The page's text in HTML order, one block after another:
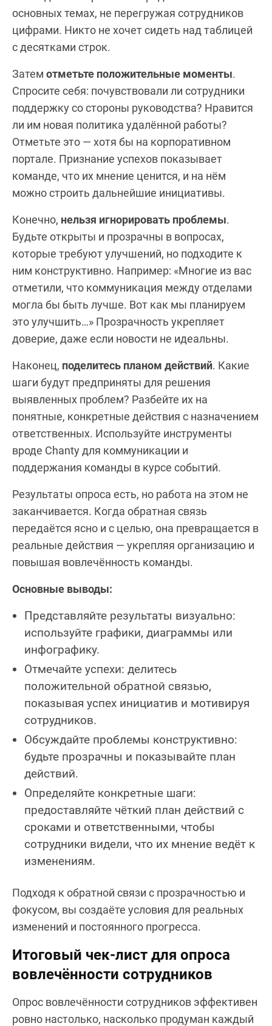
основных темах, не перегружая сотрудников
цифрами. Никто не хочет сидеть над таблицей
с десятками строк.
Затем отметьте положительные моменты.
Спросите себя: почувствовали ли сотрудники
поддержку со стороны руководства? Нравится
ли им новая политика удалённой работы?
Отметьте это — хотя бы на корпоративном
портале. Признание успехов показывает
команде, что их мнение ценится, и на нём
можно строить дальнейшие инициативы.
Конечно, нельзя игнорировать проблемы.
Будьте открыты и прозрачны в вопросах,
которые требуют улучшений, но подходите к
ним конструктивно. Например: «Многие из вас
отметили, что коммуникация между отделами
могла бы быть лучше. Вот как мы планируем
это улучшить…» Прозрачность укрепляет
доверие, даже если новости не идеальны.
Наконец, поделитесь планом действий. Какие
шаги будут предприняты для решения
выявленных проблем? Разбейте их на
понятные, конкретные действия с назначением
ответственных. Используйте инструменты
вроде Chanty для коммуникации и
поддержания команды в курсе событий.
Результаты опроса есть, но работа на этом не
заканчивается. Когда обратная связь
передаётся ясно и с целью, она превращается в
реальные действия — укрепляя организацию и
повышая вовлечённость команды.
Основные выводы:
Представляйте результаты визуально:
используйте графики, диаграммы или
инфографику.
Отмечайте успехи: делитесь
положительной обратной связью,
показывая успех инициатив и мотивируя
сотрудников.
Обсуждайте проблемы конструктивно:
будьте прозрачны и показывайте план
действий.
Определяйте конкретные шаги:
предоставляйте чёткий план действий с
сроками и ответственными, чтобы
сотрудники видели, что их мнение ведёт к
изменениям.
Подходя к обратной связи с прозрачностью и
фокусом, вы создаёте условия для реальных
изменений и постоянного прогресса.
Итоговый чек-лист для опроса
вовлечённости сотрудников
Опрос вовлечённости сотрудников эффективен
ровно настолько, насколько продуман каждый